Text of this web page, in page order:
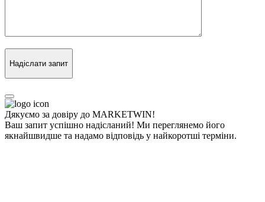
Надіслати запит
Дякуємо за довіру до MARKETWIN!
Ваш запит успішно надісланий! Ми переглянемо його
якнайшвидше та надамо відповідь у найкоротші терміни.